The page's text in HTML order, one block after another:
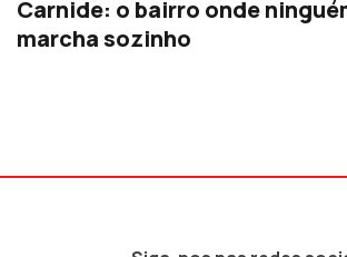
Carnide: o bairro onde
marcha sozinho